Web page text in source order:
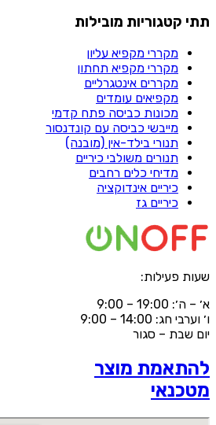
תתי קטגוריות מובילות
מקררי מקפיא עליון​
מקררי מקפיא תחתון​
מקררים אינטגרליים
מקפיאים עומדים
מכונות כביסה פתח קדמי
מייבשי כביסה עם קונדנסור
תנורי בילד-אין (מובנה)
תנורים משולבי כיריים
מדיחי כלים רחבים
כיריים אינדוקציה
כיריים גז
שעות פעילות:
א׳ – ה׳: 19:00 – 9:00
ו׳ וערבי חג: 14:00 – 9:00
יום שבת – סגור
להתאמת מוצר
מטכנאי